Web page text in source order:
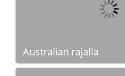
Australian rajalla